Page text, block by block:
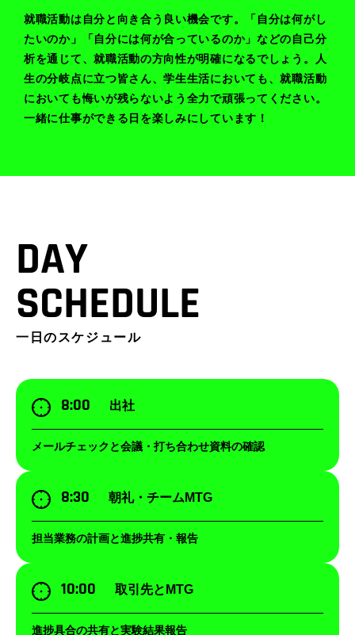
就職活動は自分と向き合う良い機会です。「自分は何がし
たいのか」「自分には何が合っているのか」などの自己分
析を通じて、就職活動の方向性が明確になるでしょう。人
生の分岐点に立つ皆さん、学生生活においても、就職活動
においても悔いが残らないよう全力で頑張ってください。
一緒に仕事ができる日を楽しみにしています！
DAY
SCHEDULE
一日のスケジュール
8:00 出社
メールチェックと会議・打ち合わせ資料の確認
8:30 朝礼・チームMTG
担当業務の計画と進捗共有・報告
10:00 取引先とMTG
進捗具合の共有と実験結果報告